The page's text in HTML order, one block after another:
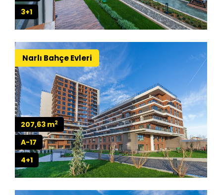
3+1
Narlı Bahçe Evleri
207,63 m2
A-17
4+1